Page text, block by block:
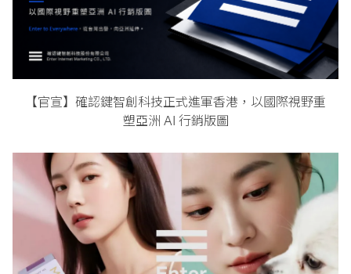
【官宣】確認鍵智創科技正式進軍香港，以國際視野重
塑亞洲 AI 行銷版圖